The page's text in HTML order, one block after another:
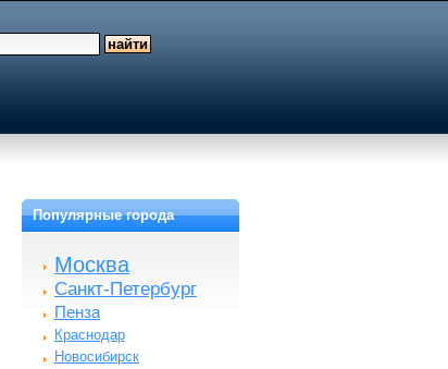
Популярные города
Москва
Санкт-Петербург
Пенза
Краснодар
Новосибирск